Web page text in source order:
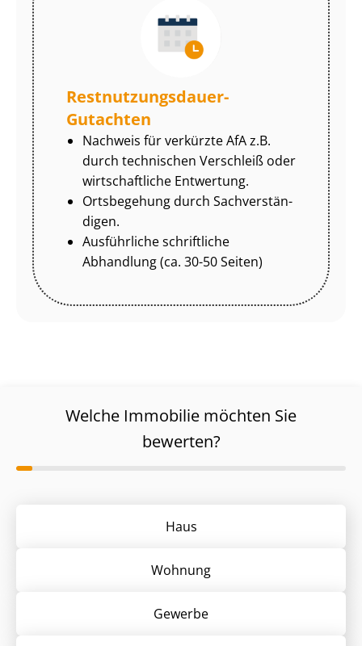
Rest­nut­zungs­dau­er-
Gutachten
Nachweis für verkürzte AfA z.B.
durch technischen Verschleiß oder
wirtschaftliche Entwertung.
Ortsbegehung durch Sach­ver­stän­
di­gen.
Ausführliche schriftliche
Abhandlung (ca. 30-50 Seiten)
Welche Immobilie möchten Sie
bewerten?
Haus
Wohnung
Gewerbe